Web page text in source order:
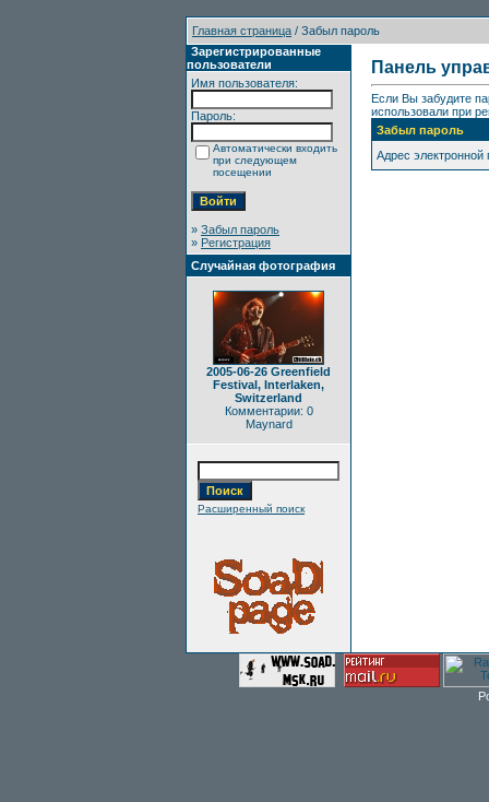
Главная страница / Забыл пароль
Зарегистрированные
пользователи
Имя пользователя:
Пароль:
Автоматически входить
при следующем
посещении
» Забыл пароль
» Регистрация
Случайная фотография
2005-06-26 Greenfield
Festival, Interlaken,
Switzerland
Комментарии: 0
Maynard
Расширенный поиск
Панель
Если Вы забудите
использовали при
Забыл пароль
Адрес